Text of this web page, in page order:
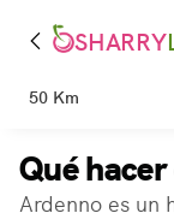
SHARRY
50 Km
Qué
Ardenno es un